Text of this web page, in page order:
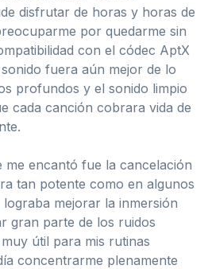
disfrutar de horas y horas de
por quedarme sin
con el códec AptX
fuera aún mejor de lo
profundos y el sonido limpio
cada canción cobrara vida de
me encantó fue la cancelación
tan potente como en algunos
lograba mejorar la inmersión
gran parte de los ruidos
útil para mis rutinas
concentrarme plenamente